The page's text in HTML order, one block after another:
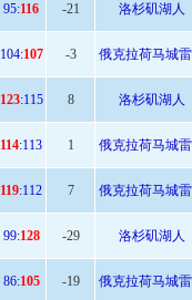
95:116 -21 洛杉矶湖人
104:107 -3 俄克拉荷马城
123:115 8 洛杉矶湖人
114:113 1 俄克拉荷马城
119:112 7 俄克拉荷马城
99:128 -29 洛杉矶湖人
86:105 -19 俄克拉荷马城